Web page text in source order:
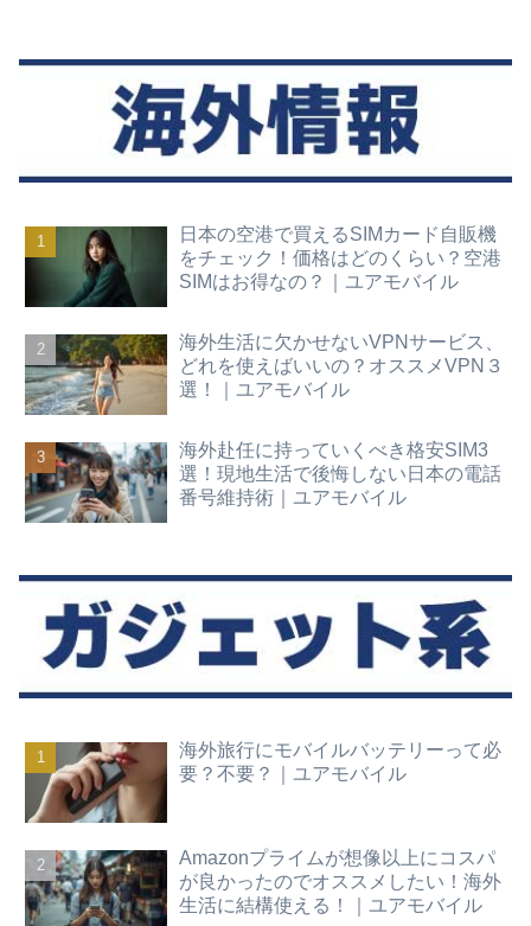
日本の空港で買えるSIMカード自販機
をチェック！価格はどのくらい？空港
SIMはお得なの？｜ユアモバイル
海外生活に欠かせないVPNサービス、
どれを使えばいいの？オススメVPN３
選！｜ユアモバイル
海外赴任に持っていくべき格安SIM3
選！現地生活で後悔しない日本の電話
番号維持術｜ユアモバイル
海外旅行にモバイルバッテリーって必
要？不要？｜ユアモバイル
Amazonプライムが想像以上にコスパ
が良かったのでオススメしたい！海外
生活に結構使える！｜ユアモバイル